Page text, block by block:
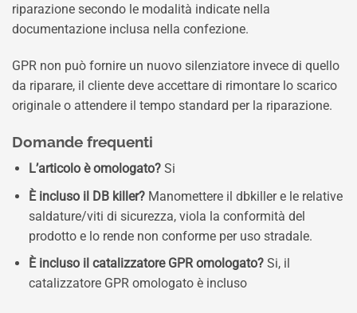
riparazione secondo le modalità indicate nella
documentazione inclusa nella confezione.
GPR non può fornire un nuovo silenziatore invece di quello
da riparare, il cliente deve accettare di rimontare lo scarico
originale o attendere il tempo standard per la riparazione.
Domande frequenti
L’articolo è omologato?Si
È incluso il DB killer?Manomettere il dbkiller e le relative
saldature/viti di sicurezza, viola la conformità del
prodotto e lo rende non conforme per uso stradale.
È incluso il catalizzatore GPR omologato?Si, il
catalizzatore GPR omologato è incluso